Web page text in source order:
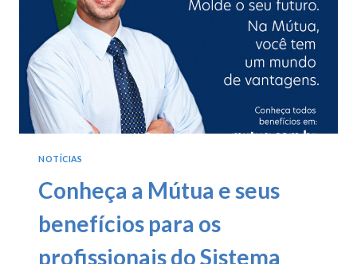
NOTÍCIAS
Conheça a Mútua e seus
benefícios para os
profissionais do Sistema